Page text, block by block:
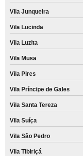
Vila Junqueira
Vila Lucinda
Vila Luzita
Vila Musa
Vila Pires
Vila Príncipe de Gales
Vila Santa Tereza
Vila Suíça
Vila São Pedro
Vila Tibiriçá